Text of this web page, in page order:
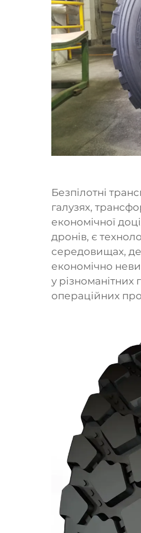
Безпілотні
галузях,
економічної
дронів, є
середовищах,
економічно
у різноманітних
операційних